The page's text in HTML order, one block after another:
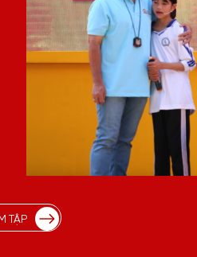
TẬP